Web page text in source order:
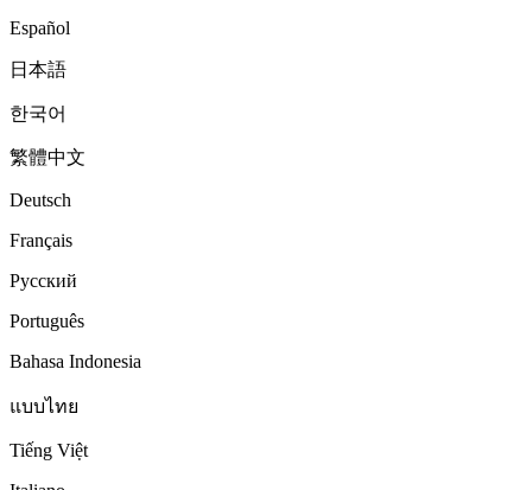
Español
日本語
한국어
繁體中文
Deutsch
Français
Русский
Português
Bahasa Indonesia
แบบไทย
Tiếng Việt